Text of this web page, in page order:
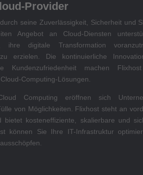
Provider
seine Zuverlässigkeit, Sicherheit und
Angebot an Cloud-Diensten
ihre digitale Transformation
zu erzielen. Die kontinuierliche
Kundenzufriedenheit machen
Computing-Lösungen.
Computing eröffnen sich
von Möglichkeiten. Flixhost steht an
bietet kosteneffiziente, skalierbare und
können Sie Ihre IT-Infrastruktur